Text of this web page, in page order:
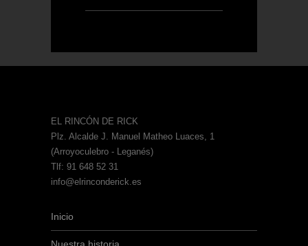
EL RINCÓN DE RICK
Plz. Alcalde J. Manuel Matheo Luaces, 1
(Arroyoculebro - Leganés)
Tlf: 91 648 52 31
info@elrinconderick.es
Inicio